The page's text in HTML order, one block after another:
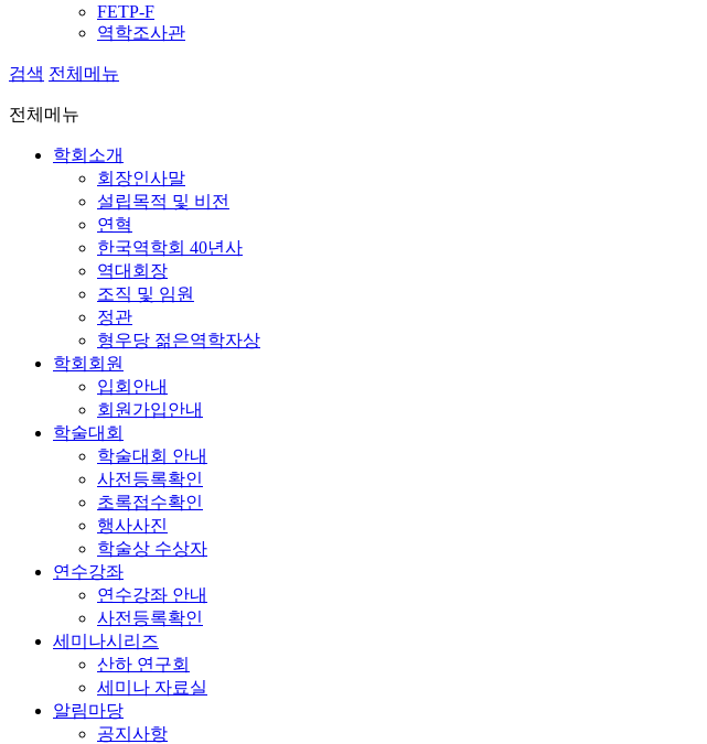
FETP-F
역학조사관
검색 전체메뉴
전체메뉴
학회소개
회장인사말
설립목적 및 비전
연혁
한국역학회 40년사
역대회장
조직 및 임원
정관
형우당 젊은역학자상
학회회원
입회안내
회원가입안내
학술대회
학술대회 안내
사전등록확인
초록접수확인
행사사진
학술상 수상자
연수강좌
연수강좌 안내
사전등록확인
세미나시리즈
산하 연구회
세미나 자료실
알림마당
공지사항